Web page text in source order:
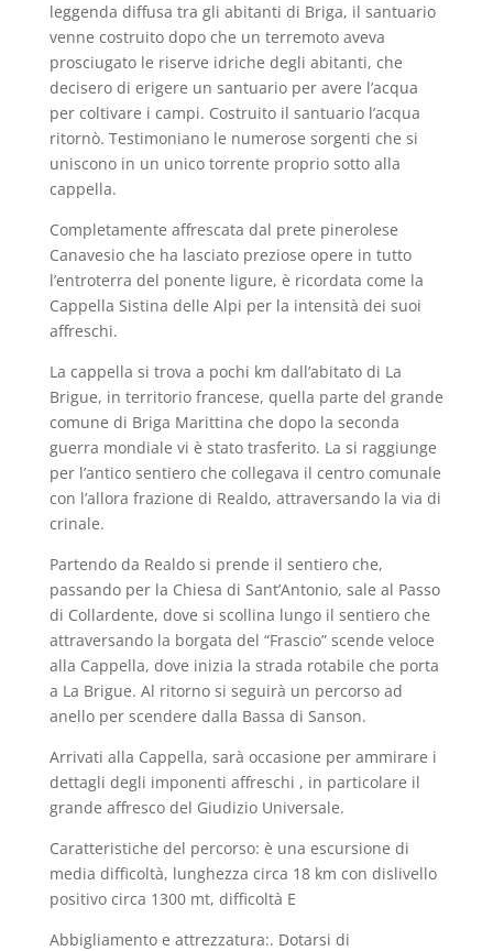
leggenda diffusa tra gli abitanti di Briga, il santuario
venne costruito dopo che un terremoto aveva
prosciugato le riserve idriche degli abitanti, che
decisero di erigere un santuario per avere l’acqua
per coltivare i campi. Costruito il santuario l’acqua
ritornò. Testimoniano le numerose sorgenti che si
uniscono in un unico torrente proprio sotto alla
cappella.
Completamente affrescata dal prete pinerolese
Canavesio che ha lasciato preziose opere in tutto
l’entroterra del ponente ligure, è ricordata come la
Cappella Sistina delle Alpi per la intensità dei suoi
affreschi.
La cappella si trova a pochi km dall’abitato di La
Brigue, in territorio francese, quella parte del grande
comune di Briga Marittina che dopo la seconda
guerra mondiale vi è stato trasferito. La si raggiunge
per l’antico sentiero che collegava il centro comunale
con l’allora frazione di Realdo, attraversando la via di
crinale.
Partendo da Realdo si prende il sentiero che,
passando per la Chiesa di Sant’Antonio, sale al Passo
di Collardente, dove si scollina lungo il sentiero che
attraversando la borgata del “Frascio” scende veloce
alla Cappella, dove inizia la strada rotabile che porta
a La Brigue. Al ritorno si seguirà un percorso ad
anello per scendere dalla Bassa di Sanson.
Arrivati alla Cappella, sarà occasione per ammirare i
dettagli degli imponenti affreschi , in particolare il
grande affresco del Giudizio Universale.
Caratteristiche del percorso: è una escursione di
media difficoltà, lunghezza circa 18 km con dislivello
positivo circa 1300 mt, difficoltà E
Abbigliamento e attrezzatura:. Dotarsi di